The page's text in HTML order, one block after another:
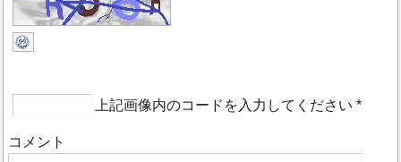
上記画像内のコードを入力してください *
コメント